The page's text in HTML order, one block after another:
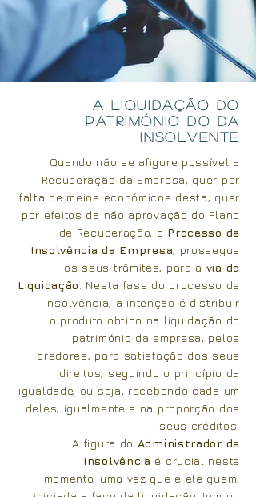
A Liquidação do
Património do da
insolvente
Quando não se afigure possível a
Recuperação da Empresa, quer por
falta de meios económicos desta, quer
por efeitos da não aprovação do Plano
de Recuperação, o Processo de
Insolvência da Empresa, prossegue
os seus trâmites, para a via da
Liquidação
. Nesta fase do processo de
insolvência, a intenção é distribuir
o produto obtido na liquidação do
património da empresa, pelos
credores, para satisfação dos seus
direitos, seguindo o princípio da
igualdade, ou seja, recebendo cada um
deles, igualmente e na proporção dos
seus créditos.
A figura do Administrador de
Insolvência é crucial neste
momento, uma vez que é ele quem,